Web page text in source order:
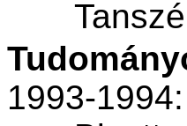
1993-1994: